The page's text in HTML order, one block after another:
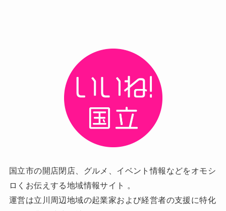
国立市の開店閉店、グルメ、イベント情報などをオモシ
ロくお伝えする地域情報サイト 。
運営は立川周辺地域の起業家および経営者の支援に特化